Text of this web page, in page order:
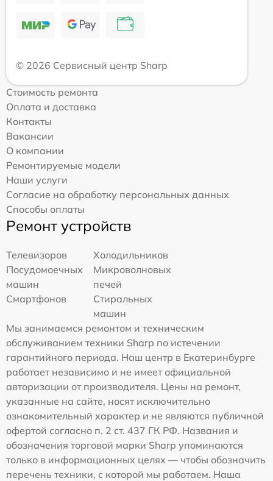
© 2026 Сервисный центр Sharp
Стоимость ремонта
Оплата и доставка
Контакты
Вакансии
О компании
Ремонтируемые модели
Наши услуги
Согласие на обработку персональных данных
Способы оплаты
Ремонт устройств
Телевизоров
Холодильников
Посудомоечных
машин
Микроволновых
печей
Смартфонов
Стиральных
машин
Мы занимаемся ремонтом и техническим
обслуживанием техники Sharp по истечении
гарантийного периода. Наш центр в Екатеринбурге
работает независимо и не имеет официальной
авторизации от производителя. Цены на ремонт,
указанные на сайте, носят исключительно
ознакомительный характер и не являются публичной
офертой согласно п. 2 ст. 437 ГК РФ. Названия и
обозначения торговой марки Sharp упоминаются
только в информационных целях — чтобы обозначить
перечень техники, с которой мы работаем. Наша